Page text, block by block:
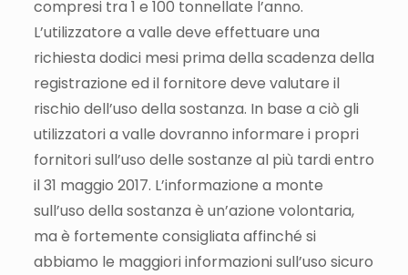
compresi tra 1 e 100 tonnellate l’anno.
L’utilizzatore a valle deve effettuare una
richiesta dodici mesi prima della scadenza della
registrazione ed il fornitore deve valutare il
rischio dell’uso della sostanza. In base a ciò gli
utilizzatori a valle dovranno informare i propri
fornitori sull’uso delle sostanze al più tardi entro
il 31 maggio 2017. L’informazione a monte
sull’uso della sostanza è un’azione volontaria,
ma è fortemente consigliata affinché si
abbiamo le maggiori informazioni sull’uso sicuro